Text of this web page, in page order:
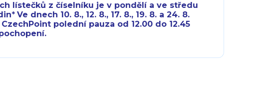
lístečků z číselníku je v pondělí a ve středu
*Ve dnech 10. 8., 12. 8., 17. 8., 19. 8. a 24. 8.
polední pauza od 12.00 do 12.45